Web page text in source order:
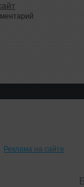
Реклама на сайте